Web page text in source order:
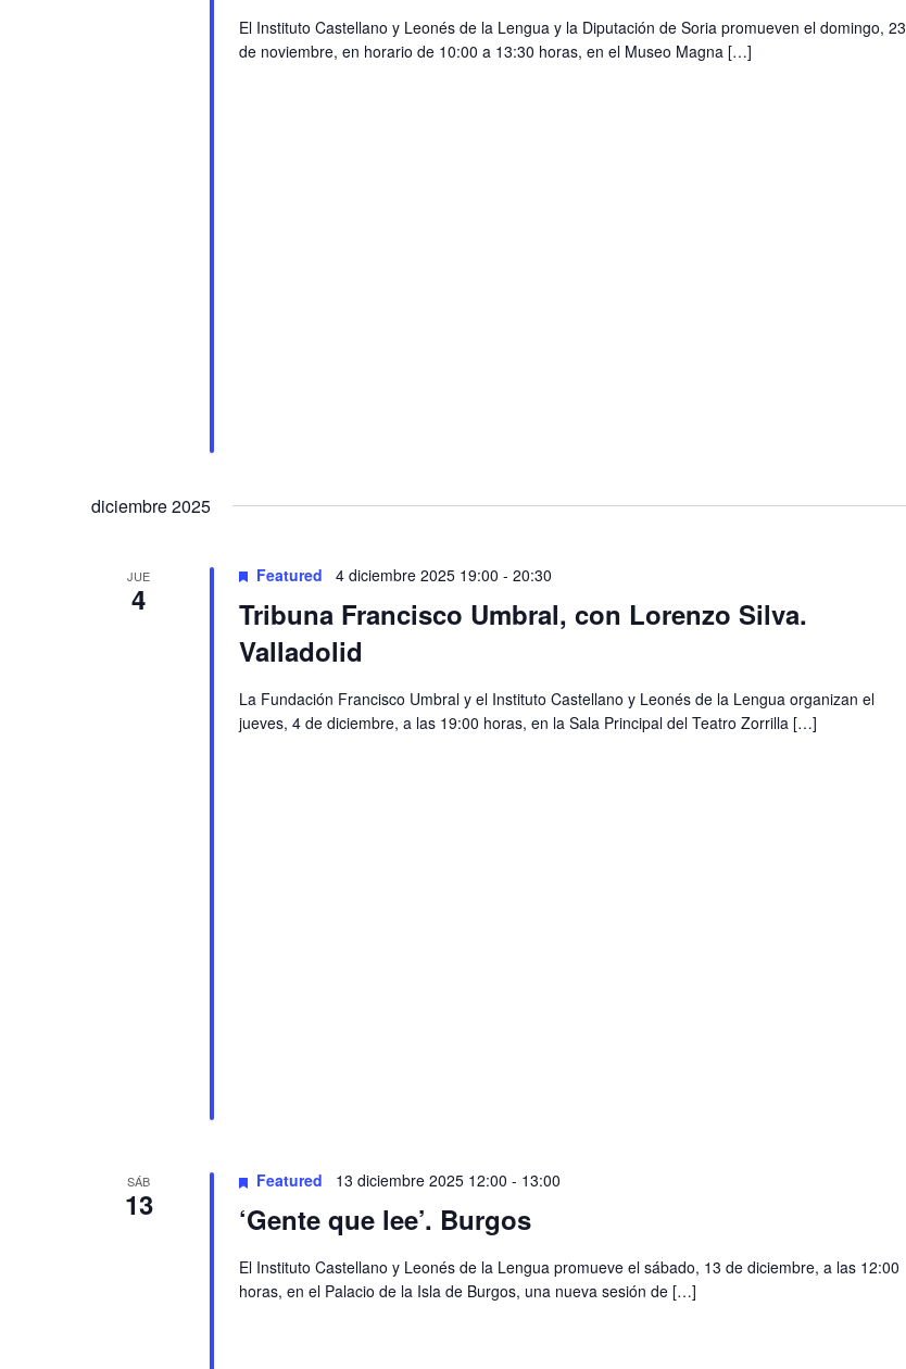
El Instituto Castellano y Leonés de la Lengua y la Diputación de Soria promueven el domingo, 23
de noviembre, en horario de 10:00 a 13:30 horas, en el Museo Magna […]
diciembre 2025
JUE
4
Featured 4 diciembre 2025 19:00 - 20:30
Tribuna Francisco Umbral, con Lorenzo Silva.
Valladolid
La Fundación Francisco Umbral y el Instituto Castellano y Leonés de la Lengua organizan el
jueves, 4 de diciembre, a las 19:00 horas, en la Sala Principal del Teatro Zorrilla […]
SÁB
13
Featured 13 diciembre 2025 12:00 - 13:00
‘Gente que lee’. Burgos
El Instituto Castellano y Leonés de la Lengua promueve el sábado, 13 de diciembre, a las 12:00
horas, en el Palacio de la Isla de Burgos, una nueva sesión de […]